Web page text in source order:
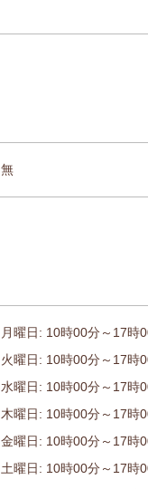
無
月曜日: 10時00分～17時
火曜日: 10時00分～17時
水曜日: 10時00分～17時
木曜日: 10時00分～17時
金曜日: 10時00分～17時
土曜日: 10時00分～17時